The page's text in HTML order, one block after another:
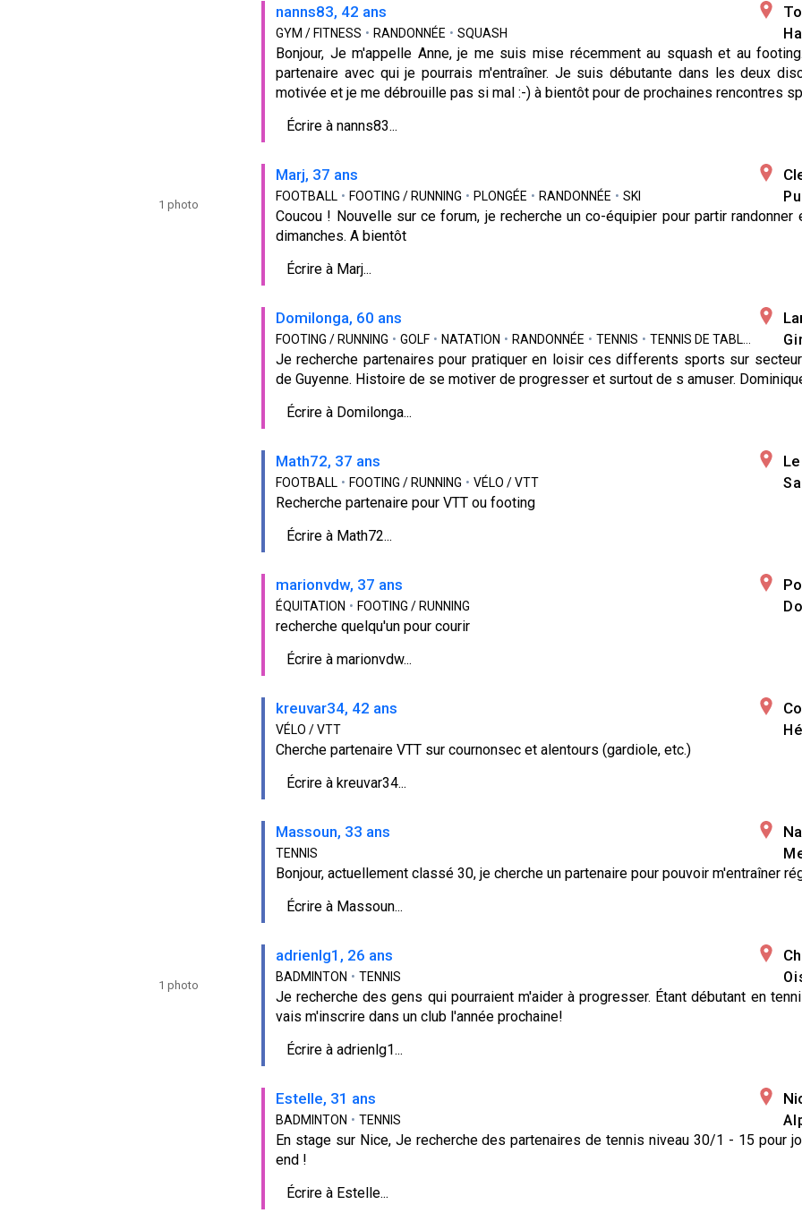
nanns83, 42 ans
GYM / FITNESS • RANDONNÉE • SQUASH
Bonjour, Je m'appelle Anne, je me suis mise récemment au squash et au
partenaire avec qui je pourrais m'entraîner. Je suis débutante dans les deux
motivée et je me débrouille pas si mal :-) à bientôt pour de prochaines rencontres
Écrire à nanns83...
Marj, 37 ans
FOOTBALL • FOOTING / RUNNING • PLONGÉE • RANDONNÉE • SKI
1 photo
Coucou ! Nouvelle sur ce forum, je recherche un co-équipier pour partir randonner
dimanches. A bientôt
Écrire à Marj...
Domilonga, 60 ans
FOOTING / RUNNING • GOLF • NATATION • RANDONNÉE • TENNIS • TENNIS DE TABLE VÉLO
Je recherche partenaires pour pratiquer en loisir ces differents sports sur
de Guyenne. Histoire de se motiver de progresser et surtout de s amuser.
Écrire à Domilonga...
Math72, 37 ans
FOOTBALL • FOOTING / RUNNING • VÉLO / VTT
Recherche partenaire pour VTT ou footing
Écrire à Math72...
marionvdw, 37 ans
ÉQUITATION • FOOTING / RUNNING
recherche quelqu'un pour courir
Écrire à marionvdw...
kreuvar34, 42 ans
VÉLO / VTT
Cherche partenaire VTT sur cournonsec et alentours (gardiole, etc.)
Écrire à kreuvar34...
Massoun, 33 ans
TENNIS
Bonjour, actuellement classé 30, je cherche un partenaire pour pouvoir m'entraîner
Écrire à Massoun...
adrienlg1, 26 ans
BADMINTON • TENNIS
1 photo
Je recherche des gens qui pourraient m'aider à progresser. Étant débutant en
vais m'inscrire dans un club l'année prochaine!
Écrire à adrienlg1...
Estelle, 31 ans
BADMINTON • TENNIS
En stage sur Nice, Je recherche des partenaires de tennis niveau 30/1 - 15 pour
end !
Écrire à Estelle...